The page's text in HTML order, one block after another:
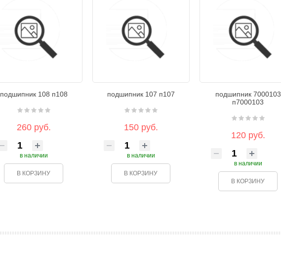
подшипник 108 п108
260 руб.
в наличии
В КОРЗИНУ
подшипник 107 п107
150 руб.
в наличии
В КОРЗИНУ
подшипник 7000103
п7000103
120 руб.
в наличии
В КОРЗИНУ